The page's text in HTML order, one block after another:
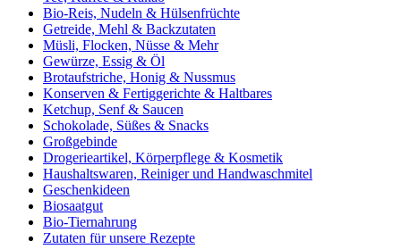
Bio-Reis, Nudeln & Hülsenfrüchte
Getreide, Mehl & Backzutaten
Müsli, Flocken, Nüsse & Mehr
Gewürze, Essig & Öl
Brotaufstriche, Honig & Nussmus
Konserven & Fertiggerichte & Haltbares
Ketchup, Senf & Saucen
Schokolade, Süßes & Snacks
Großgebinde
Drogerieartikel, Körperpflege & Kosmetik
Haushaltswaren, Reiniger und Handwaschmitel
Geschenkideen
Biosaatgut
Bio-Tiernahrung
Zutaten für unsere Rezepte